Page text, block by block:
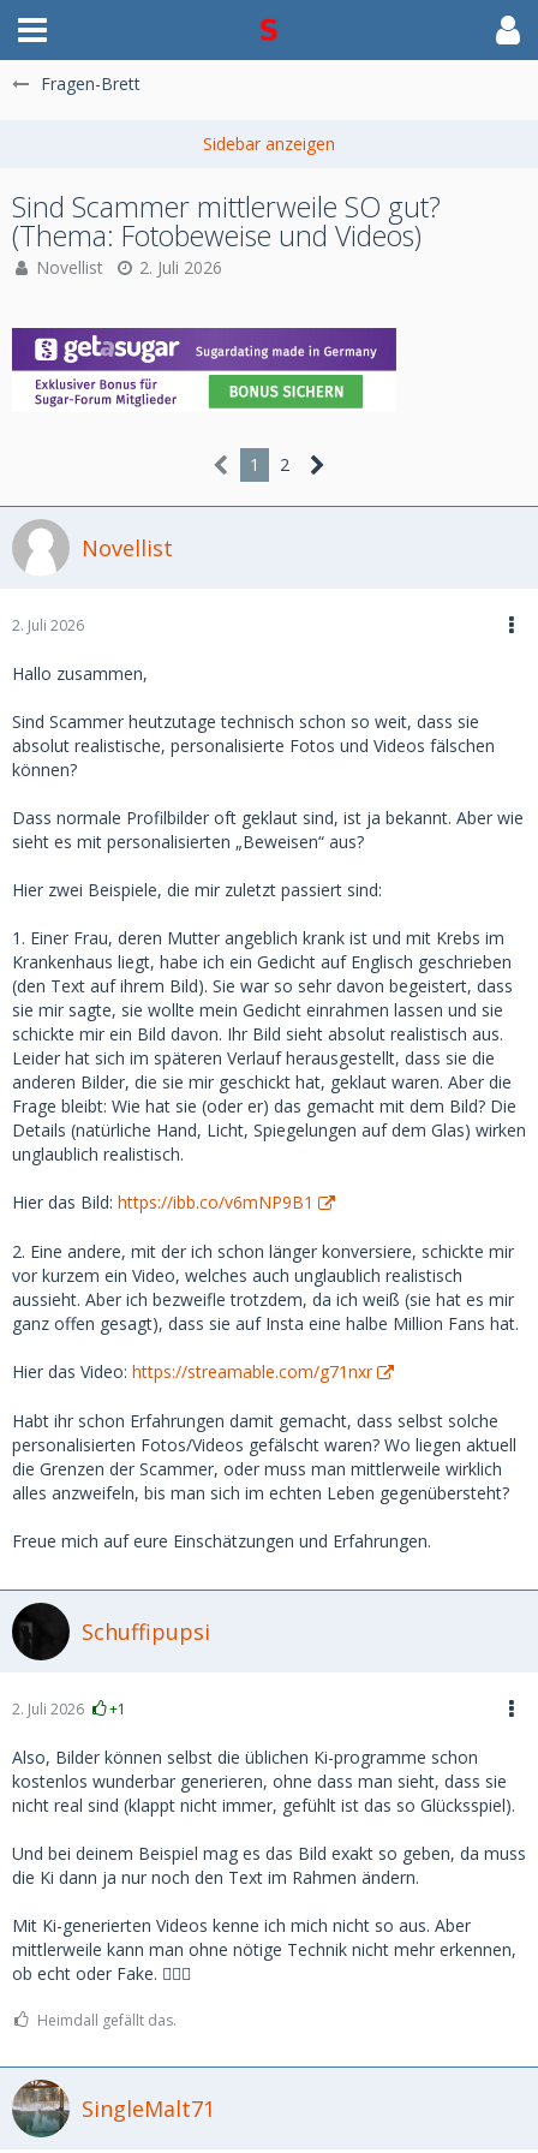
Fragen-Brett
Sind Scammer mittlerweile SO gut?
(Thema: Fotobeweise und Videos)
Novellist 2. Juli 2026
1 2
Novellist
2. Juli 2026
Hallo zusammen,
Sind Scammer heutzutage technisch schon so weit, dass sie
absolut realistische, personalisierte Fotos und Videos fälschen
können?
Dass normale Profilbilder oft geklaut sind, ist ja bekannt. Aber wie
sieht es mit personalisierten „Beweisen“ aus?
Hier zwei Beispiele, die mir zuletzt passiert sind:
1. Einer Frau, deren Mutter angeblich krank ist und mit Krebs im
Krankenhaus liegt, habe ich ein Gedicht auf Englisch geschrieben
(den Text auf ihrem Bild). Sie war so sehr davon begeistert, dass
sie mir sagte, sie wollte mein Gedicht einrahmen lassen und sie
schickte mir ein Bild davon. Ihr Bild sieht absolut realistisch aus.
Leider hat sich im späteren Verlauf herausgestellt, dass sie die
anderen Bilder, die sie mir geschickt hat, geklaut waren. Aber die
Frage bleibt: Wie hat sie (oder er) das gemacht mit dem Bild? Die
Details (natürliche Hand, Licht, Spiegelungen auf dem Glas) wirken
unglaublich realistisch.
Hier das Bild: https://ibb.co/v6mNP9B1
2. Eine andere, mit der ich schon länger konversiere, schickte mir
vor kurzem ein Video, welches auch unglaublich realistisch
aussieht. Aber ich bezweifle trotzdem, da ich weiß (sie hat es mir
ganz offen gesagt), dass sie auf Insta eine halbe Million Fans hat.
Hier das Video: https://streamable.com/g71nxr
Habt ihr schon Erfahrungen damit gemacht, dass selbst solche
personalisierten Fotos/Videos gefälscht waren? Wo liegen aktuell
die Grenzen der Scammer, oder muss man mittlerweile wirklich
alles anzweifeln, bis man sich im echten Leben gegenübersteht?
Freue mich auf eure Einschätzungen und Erfahrungen.
Schuffipupsi
2. Juli 2026 +1
Also, Bilder können selbst die üblichen Ki-programme schon
kostenlos wunderbar generieren, ohne dass man sieht, dass sie
nicht real sind (klappt nicht immer, gefühlt ist das so Glücksspiel).
Und bei deinem Beispiel mag es das Bild exakt so geben, da muss
die Ki dann ja nur noch den Text im Rahmen ändern.
Mit Ki-generierten Videos kenne ich mich nicht so aus. Aber
mittlerweile kann man ohne nötige Technik nicht mehr erkennen,
ob echt oder Fake. 🤷🏻‍♀️
Heimdall gefällt das.
SingleMalt71